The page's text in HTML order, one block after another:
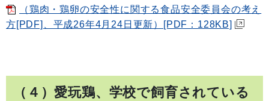
（鶏肉・鶏卵の安全性に関する食品安全委員会の考え
方[PDF]、平成26年4月24日更新）[PDF：128KB]
（４）愛玩鶏、学校で飼育されている